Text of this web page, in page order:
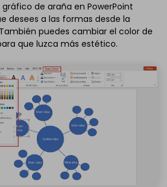
gráfico de araña en PowerPoint
desees a las formas desde la
puedes cambiar el color de
que luzca más estético.